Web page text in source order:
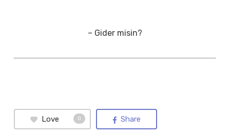
– Gider misin?
Love 0 Share